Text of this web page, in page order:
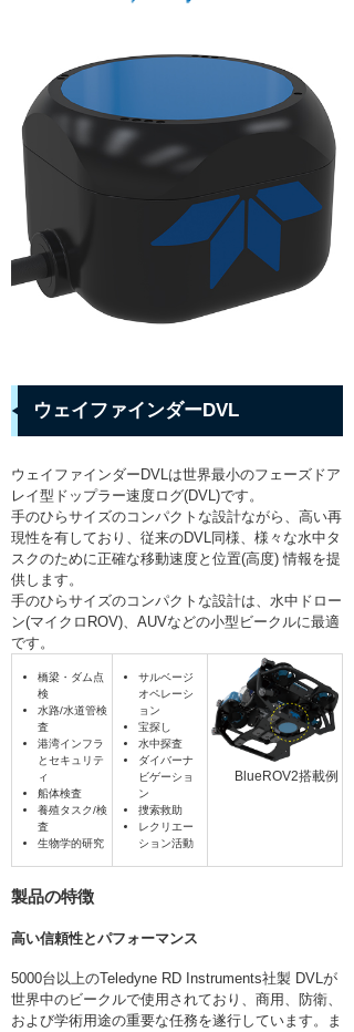
ラジコンボート・橋上操作艇
ROV
ROVオプション
AUV
ASV/USV
プロファイリングフロート・水中グライダ
サブボトムプロファイラ
ハイドロフォン
取扱いメーカー
組織表
アクセス
採用情報
プライバシーポリシー
ウェイファインダーDVL
ウェイファインダーDVLは世界最小のフェーズドア
レイ型ドップラー速度ログ(DVL)です。
手のひらサイズのコンパクトな設計ながら、高い再
現性を有しており、従来のDVL同様、様々な水中タ
スクのために正確な移動速度と位置(高度) 情報を提
供します。
手のひらサイズのコンパクトな設計は、水中ドロー
ン(マイクロROV)、AUVなどの小型ビークルに最適
です。
橋梁・ダム点
検
水路/水道管検
査
港湾インフラ
とセキュリテ
ィ
船体検査
養殖タスク/検
査
生物学的研究
サルベージ
オペレーシ
ョン
宝探し
水中探査
ダイバーナ
ビゲーショ
ン
捜索救助
レクリエー
ション活動
BlueROV2搭載例
製品の特徴
高い信頼性とパフォーマンス
5000台以上のTeledyne RD Instruments社製 DVLが
世界中のビークルで使用されており、商用、防衛、
および学術用途の重要な任務を遂行しています。ま